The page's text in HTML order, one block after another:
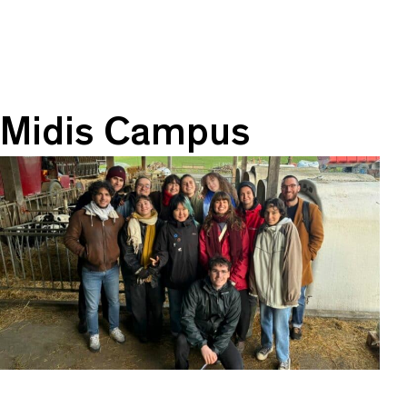
Des invitations à la curiosité et au décloisonnement
des savoirs via desformes atypiques, des
prototypes et autres essais artistiques.
→ À découvrir au TU et dans les lieux partenaires
Découvrir les Essais
Midis Campus